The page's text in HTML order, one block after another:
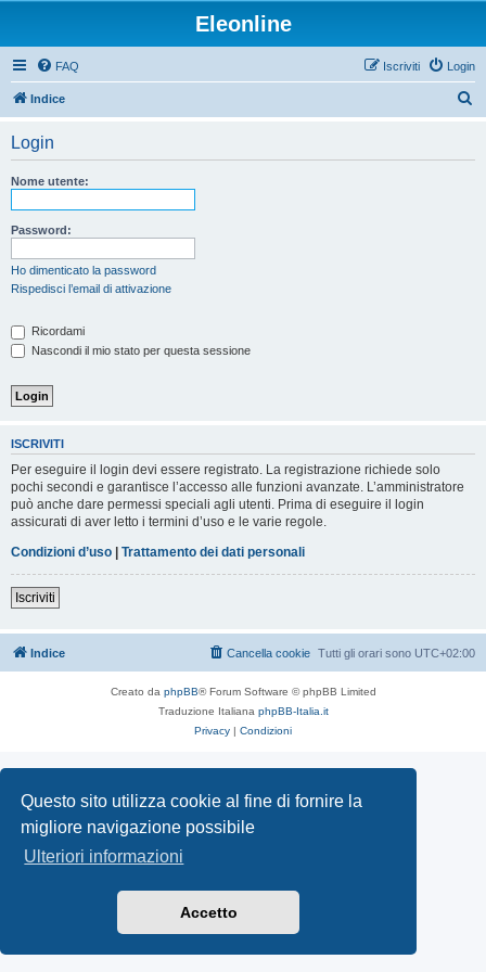
Questo sito utilizza cookie al fine di fornire la
migliore navigazione possibile
Ulteriori informazioni
Accetto
Eleonline
FAQ Login
Iscriviti
Indice
Login
Nome utente:
Password:
Ho dimenticato la password
Rispedisci l’email di attivazione
Ricordami
Nascondi il mio stato per questa sessione
ISCRIVITI
Per eseguire il login devi essere registrato. La registrazione richiede solo
pochi secondi e garantisce l’accesso alle funzioni avanzate. L’amministratore
può anche dare permessi speciali agli utenti. Prima di eseguire il login
assicurati di aver letto i termini d’uso e le varie regole.
Condizioni d’uso | Trattamento dei dati personali
Iscriviti
Indice Tutti gli orari sono UTC+02:00
Cancella cookie
Creato da phpBB® Forum Software © phpBB Limited
Traduzione Italiana phpBB-Italia.it
Privacy | Condizioni